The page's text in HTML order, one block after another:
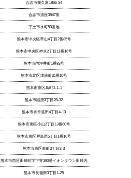
合志市幾久富1866-54
合志市須屋3547番
宇土市水町50番地
熊本市中央区帯山4丁目2番85号
熊本市中央区神水2丁目11番16号
熊本市内坪井町1番83号
熊本市北区津浦町31番10号
熊本市南区島町3-1-1
熊本市国府3丁目28-32
熊本市御幸笛田4丁目4-10
熊本市東区小山2丁目13番60号
熊本市東区戸島西5丁目1番16号
熊本市東区東町3丁目3-3
熊本市西区田崎町字下寄380番イオンタウン田崎内
熊本市長嶺南3丁目1-25